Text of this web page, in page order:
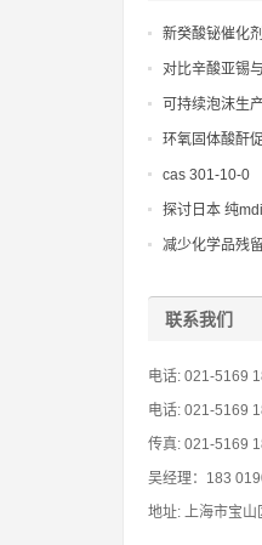
新癸酸铋催化
方法
对比辛酸亚锡
性能特点
可持续泡沫生
化剂kc101的市
环氧固体酸酐
的副反应，确
cas 301-10-0
探讨日本 纯
安全法规
减少化学品残
联系我们
电话: 021-5169
电话: 021-5169
传真: 021-5169
吴经理：183
地址: 上海市宝山